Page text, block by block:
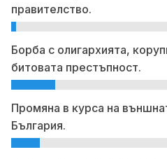
правителство.
Борба с олигархията,
битовата престъпност.
Промяна в курса на
България.